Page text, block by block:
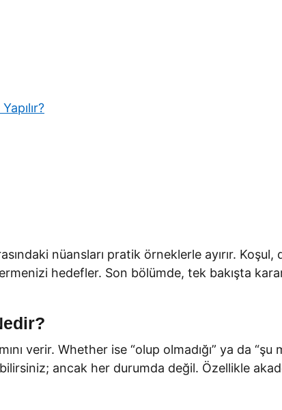
nüansları pratik örneklerle ayırır. Koşul,
hedefler. Son bölümde, tek bakışta karar
verir. Whether ise “olup olmadığı” ya da
ancak her durumda değil. Özellikle